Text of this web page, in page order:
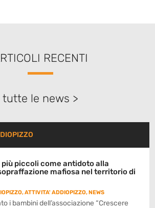
RECENTI
tutte le news >
più piccoli come antidoto alla
mafiosa nel territorio di
,ATTIVITA' ADDIOPIZZO,NEWS
i bambini dell’associazione “Crescere